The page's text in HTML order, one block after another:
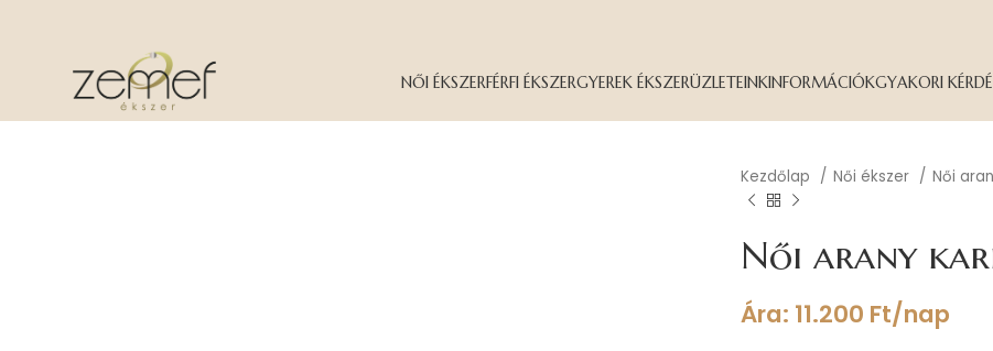
NŐI ÉKSZERFÉRFI ÉKSZERGYEREK ÉKSZERÜZLETEINKINFORMÁCIÓKGYAKORI
Kezdőlap Női ékszer Női
Női arany
Ára: 11.200 Ft/nap